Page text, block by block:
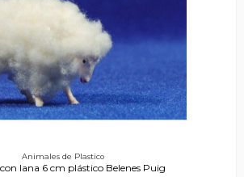
Animales de Plastico
lana 6 cm plástico Belenes Puig